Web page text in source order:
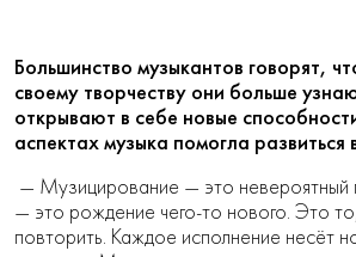
Большинство музыкантов говорят,
своему творчеству они больше
открывают в себе новые
аспектах музыка помогла развиться
— Музицирование — это невероятный
— это рождение чего-то нового. Это
повторить. Каждое исполнение несёт